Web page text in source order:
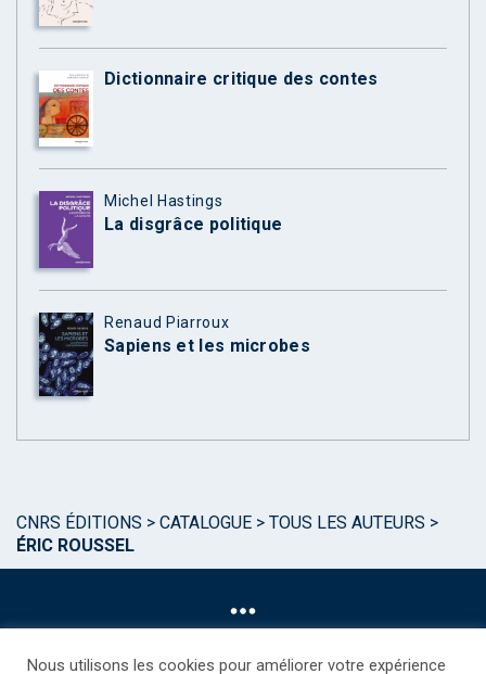
Dictionnaire critique des contes
Michel Hastings
La disgrâce politique
Renaud Piarroux
Sapiens et les microbes
CNRS ÉDITIONS > CATALOGUE > TOUS LES AUTEURS >
ÉRIC ROUSSEL
Nous utilisons les cookies pour améliorer votre expérience